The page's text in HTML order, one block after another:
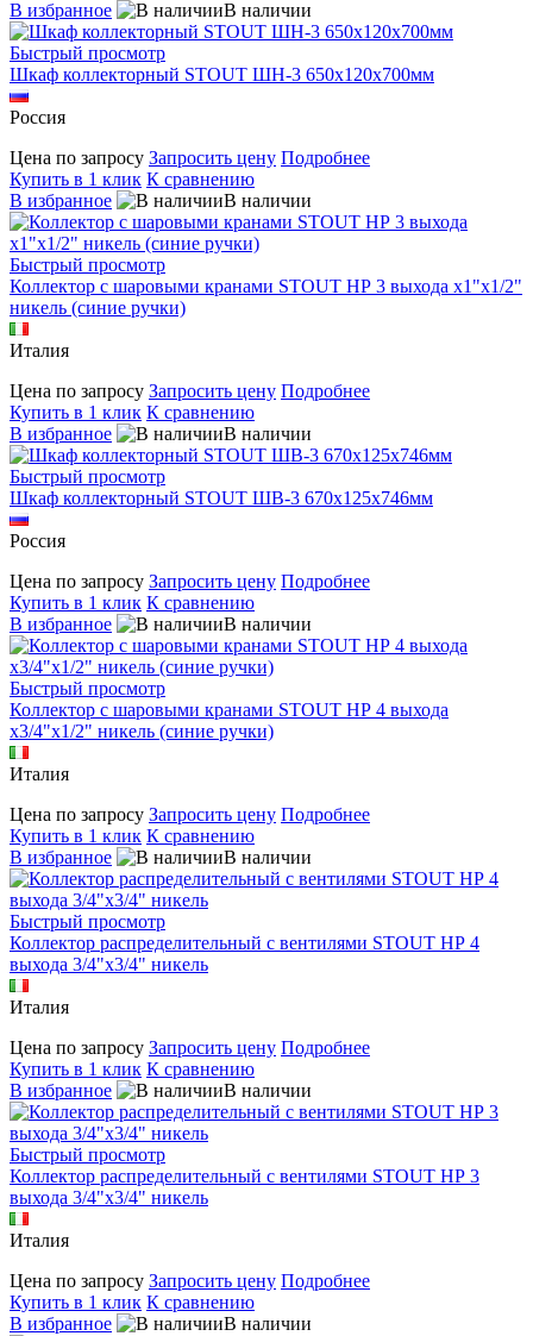
В избранное В наличии
Быстрый просмотр
Шкаф коллекторный STOUT ШН-3 650х120х700мм
Россия
Цена по запросу Запросить цену Подробнее
Купить в 1 клик К сравнению
В избранное
В наличии
Быстрый просмотр
Коллектор с шаровыми кранами STOUT НР 3 выхода х1"х1/2"
никель (синие ручки)
Италия
Цена по запросу Запросить цену Подробнее
Купить в 1 клик К сравнению
В избранное
В наличии
Быстрый просмотр
Шкаф коллекторный STOUT ШВ-3 670х125х746мм
Россия
Цена по запросу Запросить цену Подробнее
Купить в 1 клик К сравнению
В избранное
В наличии
Быстрый просмотр
Коллектор с шаровыми кранами STOUT НР 4 выхода
х3/4"х1/2" никель (синие ручки)
Италия
Цена по запросу Запросить цену Подробнее
Купить в 1 клик К сравнению
В избранное
В наличии
Быстрый просмотр
Коллектор распределительный с вентилями STOUT НР 4
выхода 3/4"х3/4" никель
Италия
Цена по запросу Запросить цену Подробнее
Купить в 1 клик К сравнению
В избранное
В наличии
Быстрый просмотр
Коллектор распределительный с вентилями STOUT НР 3
выхода 3/4"х3/4" никель
Италия
Цена по запросу Запросить цену Подробнее
Купить в 1 клик К сравнению
В избранное
В наличии